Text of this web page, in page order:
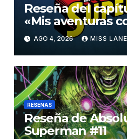
Reseña del
«Mis aventuras
Superman»
AGO 4, 2026 MISS LANE
RESEÑAS
Reseña de
Superman #11